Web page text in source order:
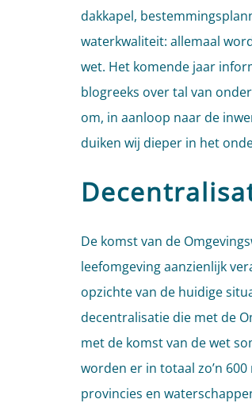
dakkapel,
waterkwaliteit: allemaal
wet. Het komende jaar
blogreeks over tal van
om, in aanloop naar de
duiken wij dieper in het
De komst van de
leefomgeving aanzienlijk
opzichte van de huidige
decentralisatie die met de
met de komst van de wet
worden er in totaal zo’n
provincies en